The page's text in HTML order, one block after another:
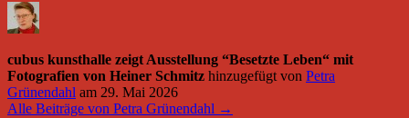
cubus kunsthalle zeigt Ausstellung “Besetzte Leben“ mit
Fotografien von Heiner Schmitz hinzugefügt von Petra
Grünendahl am 29. Mai 2026
Alle Beiträge von Petra Grünendahl →